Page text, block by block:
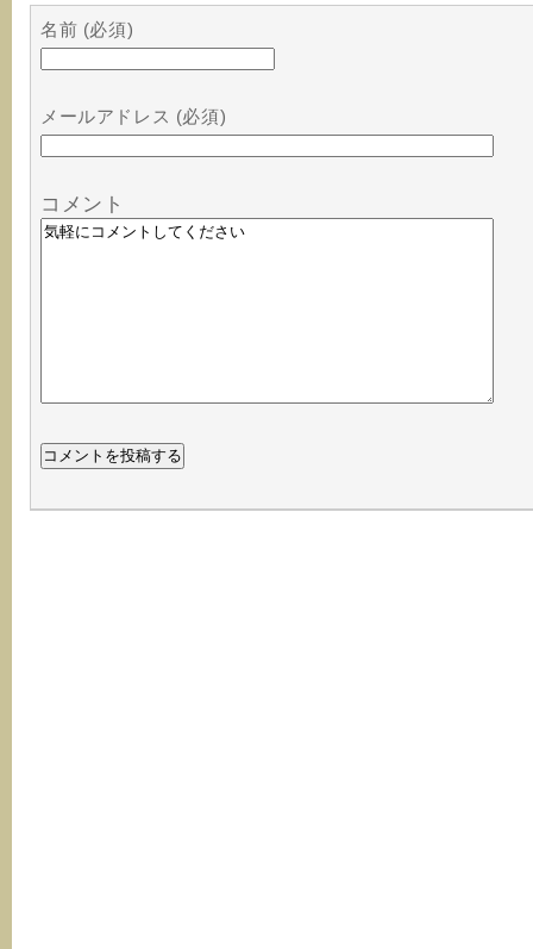
名前 (必須)
メールアドレス (必須)
コメント